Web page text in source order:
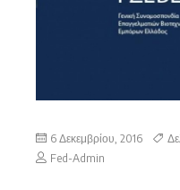
6 Δεκεμβρίου, 2016
Fed-Admin